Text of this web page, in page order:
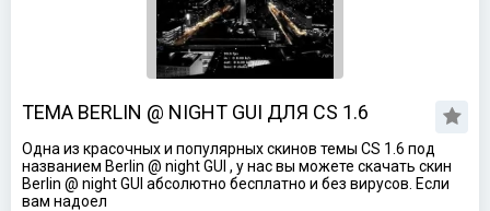
ТЕМА BERLIN @ NIGHT GUI ДЛЯ CS 1.6
Одна из красочных и популярных скинов темы CS 1.6 под
названием Berlin @ night GUI , у нас вы можете скачать скин
Berlin @ night GUI абсолютно бесплатно и без вирусов. Если
вам надоел